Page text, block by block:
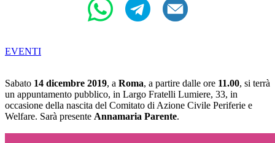
EVENTI
Sabato 14 dicembre 2019, a Roma, a partire dalle ore 11.00, si terrà
un appuntamento pubblico, in Largo Fratelli Lumiere, 33, in
occasione della nascita del Comitato di Azione Civile Periferie e
Welfare. Sarà presente Annamaria Parente.